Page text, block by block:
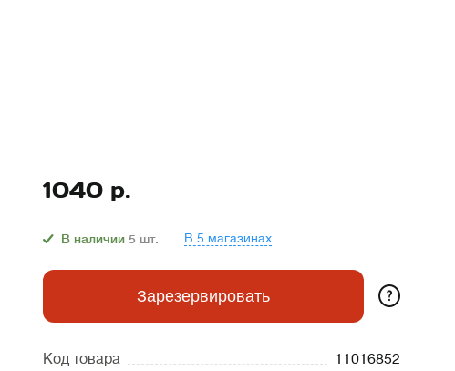
1040 р.
В наличии 5 шт. В 5 магазинах
Зарезервировать ?
Код товара 11016852